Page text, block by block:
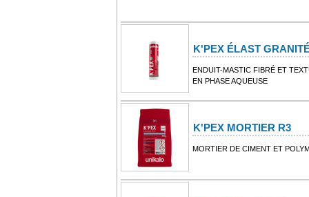
K'PEX ÉLAST
ENDUIT-MASTIC FIBRÉ ET
EN PHASE AQUEUSE
K'PEX MORTIER R3
MORTIER DE CIMENT ET